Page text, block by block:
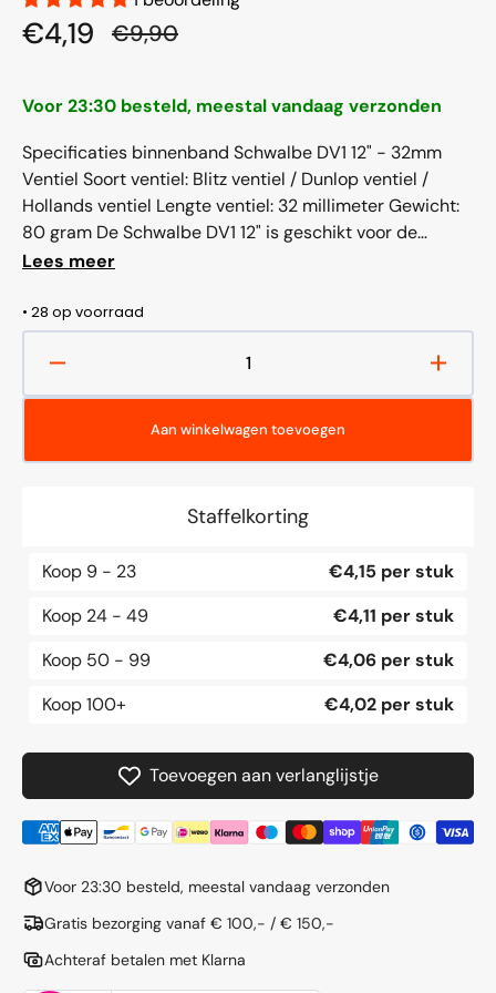
Aanbiedingsprijs
€4,19
Normale
€9,90
Voor 23:30 besteld, meestal vandaag verzonden
Specificaties binnenband Schwalbe DV1 12" - 32mm
Ventiel Soort ventiel: Blitz ventiel / Dunlop ventiel /
Hollands ventiel Lengte ventiel: 32 millimeter Gewicht:
80 gram De Schwalbe DV1 12" is geschikt voor de
volgende bandenmaten: 47-203 - 12 1/2 x...
Lees meer
• 28 op voorraad
verlagen
Schwalbe
32mm
Ventiel
Aantal
32mm
Ventiel
Aan winkelwagen toevoegen
Staffelkorting
Koop 9 - 23
€4,15 per stuk
Koop 24 - 49
€4,11 per stuk
Koop 50 - 99
€4,06 per stuk
Koop100+ €4,02 per stuk
Toevoegen aan verlanglijstje
Voor 23:30 besteld, meestal vandaag verzonden
Gratis bezorging vanaf € 100,- / € 150,-
Achteraf betalen met Klarna